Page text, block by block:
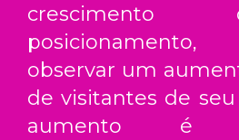
observar um
de visitantes de seu
aumento é